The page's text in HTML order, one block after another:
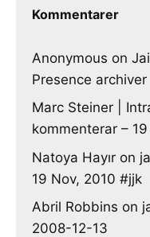
Kommentarer
Anonymous on
Presence archiver
Marc Steiner |
kommenterar –
Natoya Hayır on
19 Nov, 2010 #jjk
Abril Robbins on
2008-12-13